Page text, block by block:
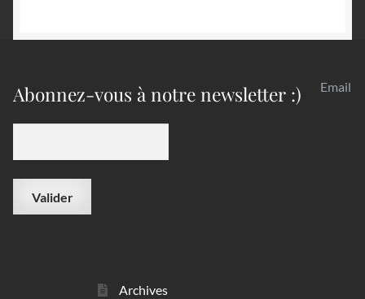
Abonnez-vous à notre newsletter :) Email
Archives